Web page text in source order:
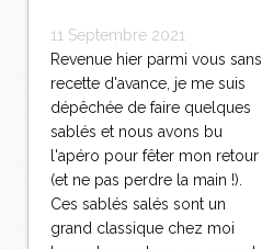
11 Septembre 2021
Revenue hier parmi vous sans
recette d'avance, je me suis
dépêchée de faire quelques
sablés et nous avons bu
l'apéro pour fêter mon retour
(et ne pas perdre la main !).
Ces sablés salés sont un
grand classique chez moi